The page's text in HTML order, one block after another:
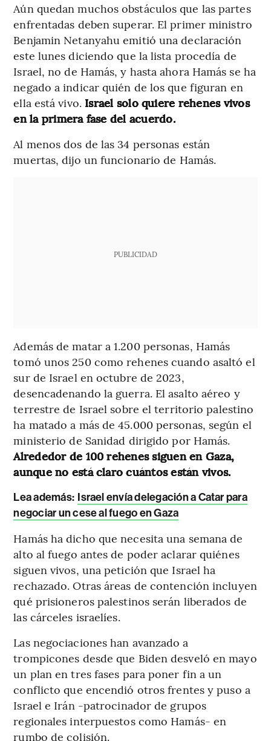
Aún quedan muchos obstáculos que las partes
enfrentadas deben superar. El primer ministro
Benjamin Netanyahu emitió una declaración
este lunes diciendo que la lista procedía de
Israel, no de Hamás, y hasta ahora Hamás se ha
negado a indicar quién de los que figuran en
ella está vivo.Israel solo quiere rehenes vivos
en la primera fase del acuerdo.
Al menos dos de las 34 personas están
muertas, dijo un funcionario de Hamás.
PUBLICIDAD
Además de matar a 1.200 personas, Hamás
tomó unos 250 como rehenes cuando asaltó el
sur de Israel en octubre de 2023,
desencadenando la guerra. El asalto aéreo y
terrestre de Israel sobre el territorio palestino
ha matado a más de 45.000 personas, según el
ministerio de Sanidad dirigido por Hamás.
Alrededor de 100 rehenes siguen en Gaza,
aunque no está claro cuántos están vivos.
Lea además: Israel envía delegación a Catar para
negociar un cese al fuego en Gaza
Hamás ha dicho que necesita una semana de
alto al fuego antes de poder aclarar quiénes
siguen vivos, una petición que Israel ha
rechazado. Otras áreas de contención incluyen
qué prisioneros palestinos serán liberados de
las cárceles israelíes.
Las negociaciones han avanzado a
trompicones desde que Biden desveló en mayo
un plan en tres fases para poner fin a un
conflicto que encendió otros frentes y puso a
Israel e Irán -patrocinador de grupos
regionales interpuestos como Hamás- en
rumbo de colisión.